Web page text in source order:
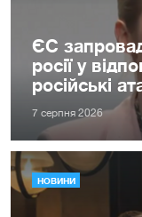
ЄС
росії у
російські
7 серпня 2026
НОВИНИ